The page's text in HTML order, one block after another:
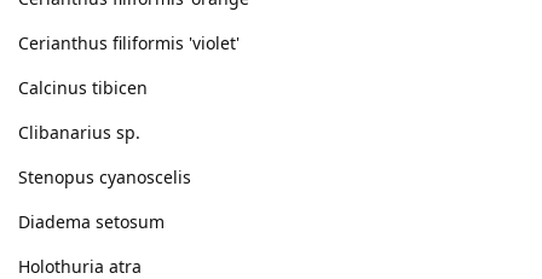
Cerianthus filiformis 'violet'
Calcinus tibicen
Clibanarius sp.
Stenopus cyanoscelis
Diadema setosum
Holothuria atra